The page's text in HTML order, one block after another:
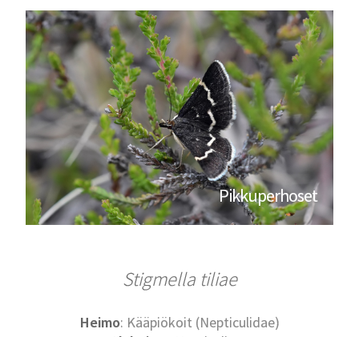
Pikkuperhoset
Stigmella tiliae
Heimo: Kääpiökoit (Nepticulidae)